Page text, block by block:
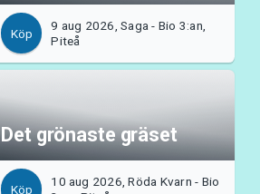
Köp
9 aug 2026, Saga - Bio 3:an,
Piteå
Det grönaste gräset
Köp
10 aug 2026, Röda Kvarn - Bio